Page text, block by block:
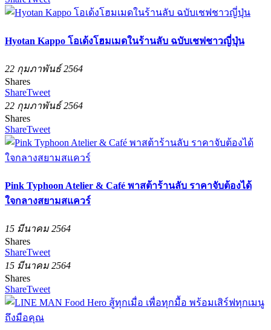
Hyotan Kappo โอเด้งโฮมเมดในร้านลับ ฉบับเชฟชาวญี่ปุ่น
22 กุมภาพันธ์ 2564
Shares
ShareTweet
22 กุมภาพันธ์ 2564
Shares
ShareTweet
Pink Typhoon Atelier & Café พาสต้าร้านลับ ราคาจับต้องได้
ใจกลางสยามสแควร์
15 มีนาคม 2564
Shares
ShareTweet
15 มีนาคม 2564
Shares
ShareTweet